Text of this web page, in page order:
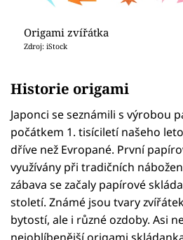
Origami zvířátka
Zdroj: iStock
Historie origami
Japonci se seznámili s výrobou
počátkem 1. tisíciletí našeho
dříve než Evropané. První
využívány při tradičních
zábava se začaly papírové
století. Známé jsou tvary
bytostí, ale i různé ozdoby. Asi